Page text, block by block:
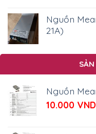
Nguồn
21A)
Nguồn
10.000 VND